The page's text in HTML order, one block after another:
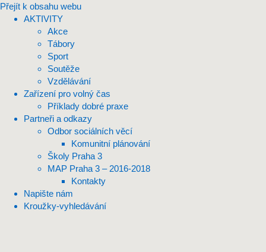
Přejít k obsahu webu
AKTIVITY
Akce
Tábory
Sport
Soutěže
Vzdělávání
Zařízení pro volný čas
Příklady dobré praxe
Partneři a odkazy
Odbor sociálních věcí
Komunitní plánování
Školy Praha 3
MAP Praha 3 – 2016-2018
Kontakty
Napište nám
Kroužky-vyhledávání